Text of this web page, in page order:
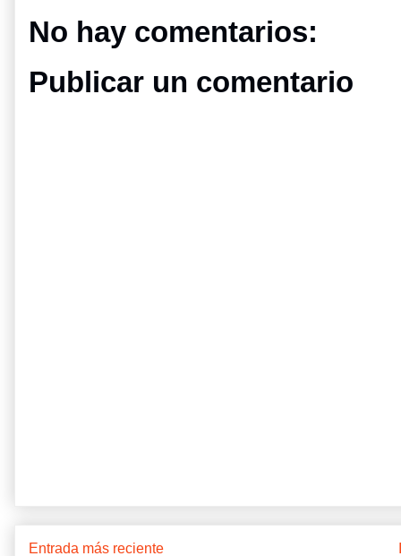
No hay comentarios:
Publicar un comentario
Entrada más reciente